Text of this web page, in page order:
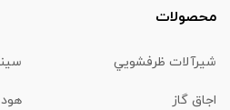
محصولات
شیرآلات ظرفشويي
اجاق گاز